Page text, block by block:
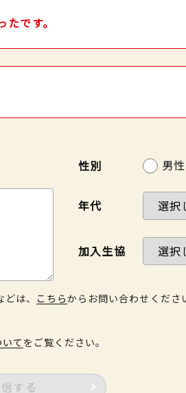
です。
性別 男性
年代
加入生協
は、 こちらからお問い合わせくださ
てをご覧ください。
する